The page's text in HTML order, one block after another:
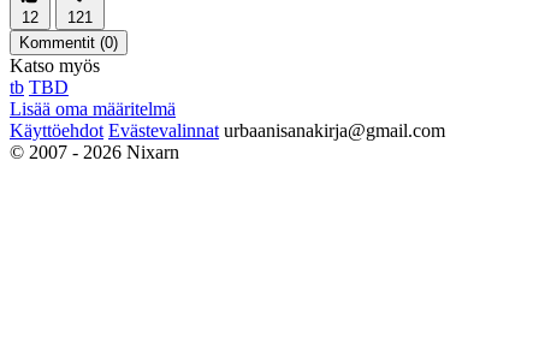
12
121
Kommentit (0)
Katso myös
tb TBD
Lisää oma määritelmä
Käyttöehdot Evästevalinnat urbaanisanakirja@gmail.com
© 2007 - 2026 Nixarn